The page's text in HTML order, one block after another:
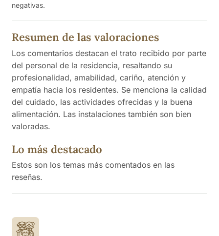
negativas.
Resumen de las valoraciones
Los comentarios destacan el trato recibido por parte
del personal de la residencia, resaltando su
profesionalidad, amabilidad, cariño, atención y
empatía hacia los residentes. Se menciona la calidad
del cuidado, las actividades ofrecidas y la buena
alimentación. Las instalaciones también son bien
valoradas.
Lo más destacado
Estos son los temas más comentados en las
reseñas.